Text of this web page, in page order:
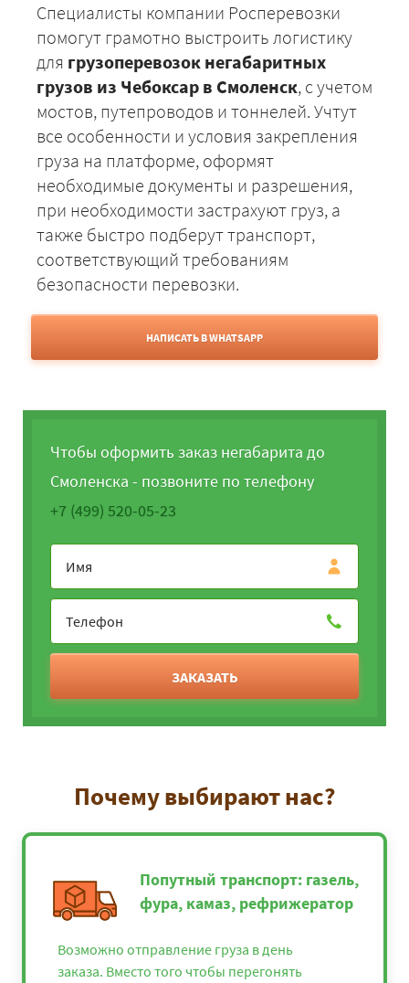
Специалисты компании Росперевозки
помогут грамотно выстроить логистику
для грузоперевозок негабаритных
грузов из Чебоксар в Смоленск, с учетом
мостов, путепроводов и тоннелей. Учтут
все особенности и условия закрепления
груза на платформе, оформят
необходимые документы и разрешения,
при необходимости застрахуют груз, а
также быстро подберут транспорт,
соответствующий требованиям
безопасности перевозки.
НАПИСАТЬ В WHATSAPP
Чтобы оформить заказ негабарита до
Смоленска - позвоните по телефону
+7 (499) 520-05-23
ЗАКАЗАТЬ
Почему выбирают нас?
Попутный транспорт: газель,
фура, камаз, рефрижератор
Возможно отправление груза в день
заказа. Вместо того чтобы перегонять